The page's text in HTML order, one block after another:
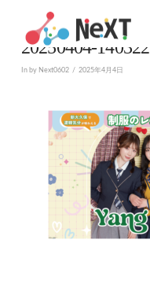
20250404-140322
In by Next0602 2025年4月4日